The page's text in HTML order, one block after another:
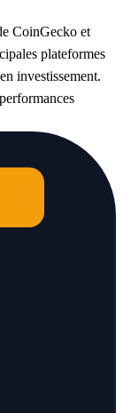
CoinGecko et
plateformes
investissement.